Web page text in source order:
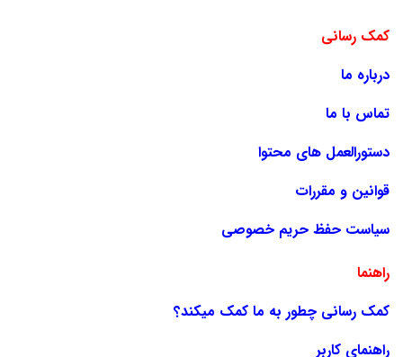
کمک رسانی
درباره ما
تماس با ما
دستورالعمل های محتوا
قوانین و مقررات
سیاست حفظ حریم خصوصی
راهنما
کمک رسانی چطور به ما کمک میکند؟
راهنمای کاربر